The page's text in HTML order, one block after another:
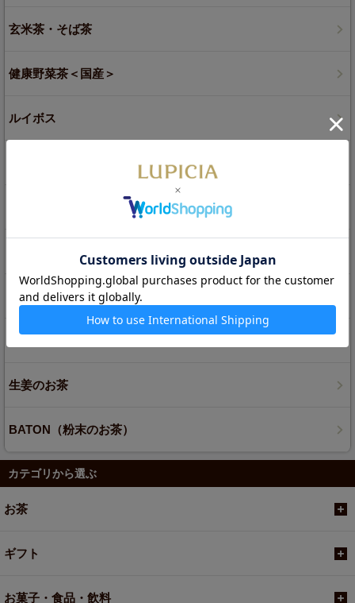
玄米茶・そば茶
健康野菜茶＜国産＞
ルイボス
プーアル茶（黒茶）
生姜のお茶
BATON（粉末のお茶）
カテゴリから選ぶ
お茶
ギフト
お菓子・食品・飲料